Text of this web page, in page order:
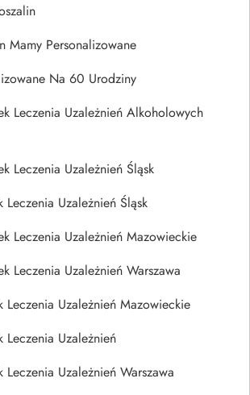
Mamy Personalizowane
Na 60 Urodziny
Leczenia Uzależnień Alkoholowych
Leczenia Uzależnień Śląsk
Leczenia Uzależnień Śląsk
Leczenia Uzależnień Mazowieckie
Leczenia Uzależnień Warszawa
Leczenia Uzależnień Mazowieckie
Leczenia Uzależnień
Leczenia Uzależnień Warszawa